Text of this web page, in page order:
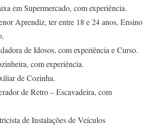
em Supermercado, com experiência.
Aprendiz, ter entre 18 e 24 anos, Ensino
de Idosos, com experiência e Curso.
com experiência.
de Cozinha.
de Retro – Escavadeira, com
de Instalações de Veículos